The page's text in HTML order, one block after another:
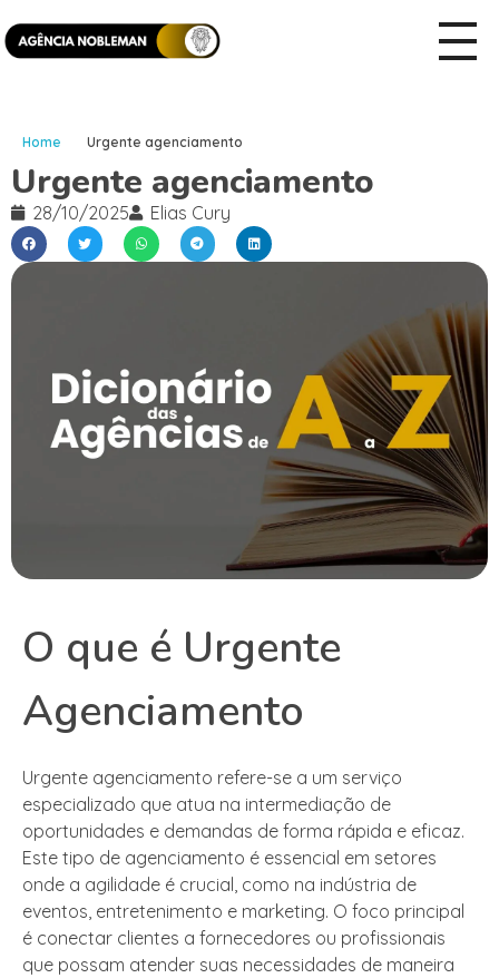
Home Urgente agenciamento
Urgente agenciamento
28/10/2025 Elias Cury
O que é Urgente
Agenciamento
Urgente agenciamento refere-se a um serviço
especializado que atua na intermediação de
oportunidades e demandas de forma rápida e eficaz.
Este tipo de agenciamento é essencial em setores
onde a agilidade é crucial, como na indústria de
eventos, entretenimento e marketing. O foco principal
é conectar clientes a fornecedores ou profissionais
que possam atender suas necessidades de maneira